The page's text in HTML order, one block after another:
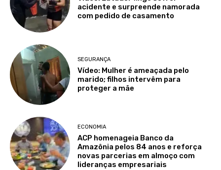
acidente e surpreende namorada
com pedido de casamento
SEGURANÇA
Vídeo: Mulher é ameaçada pelo
marido; filhos intervêm para
proteger a mãe
ECONOMIA
ACP homenageia Banco da
Amazônia pelos 84 anos e reforça
novas parcerias em almoço com
lideranças empresariais